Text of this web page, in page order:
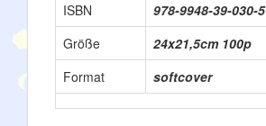
ISBN
978-9948-39-030-5
Größe
24x21,5cm 100p
Format
softcover